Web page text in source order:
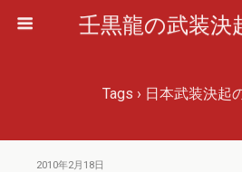
壬黒龍の武装決
Tags › 日本武装決起
2010年2月18日